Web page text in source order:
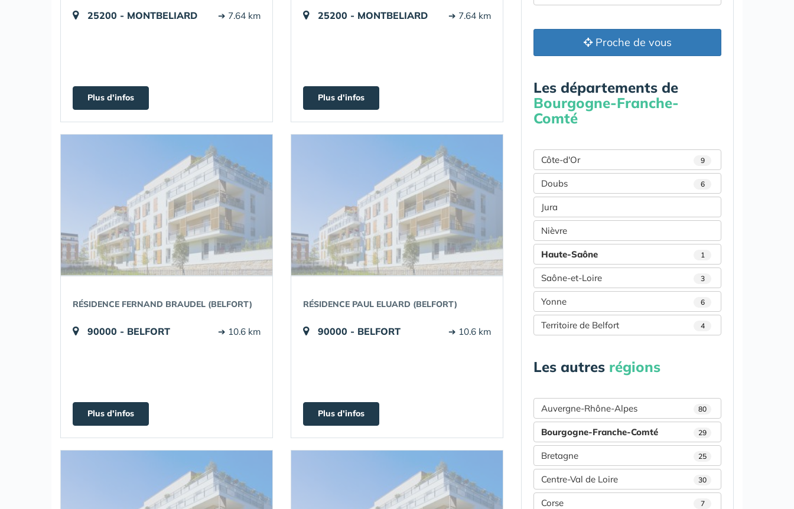
25200 - MONTBELIARD ➔ 7.64 km
Plus d'infos
25200 - MONTBELIARD ➔ 7.64 km
Plus d'infos
RÉSIDENCE FERNAND BRAUDEL (BELFORT)
90000 - BELFORT ➔ 10.6 km
Plus d'infos
RÉSIDENCE PAUL ELUARD (BELFORT)
90000 - BELFORT ➔ 10.6 km
Plus d'infos
Proche de vous
Les départements de
Bourgogne-Franche-
Comté
Côte-d'Or 9
Doubs 6
Jura
Nièvre
Haute-Saône 1
Saône-et-Loire 3
Yonne 6
Territoire de Belfort 4
Les autres régions
Auvergne-Rhône-Alpes 80
Bourgogne-Franche-Comté 29
Bretagne 25
Centre-Val de Loire 30
Corse 7